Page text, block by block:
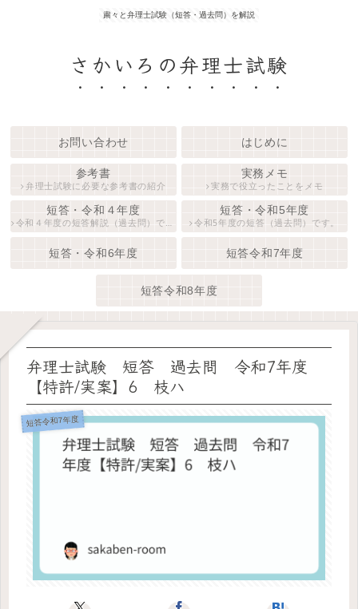
粛々と弁理士試験（短答・過去問）を解説
さかいろの弁理士試験
お問い合わせ はじめに
参考書
弁理士試験に必要な参考書の紹介
実務メモ
実務で役立ったことをメモ
短答・令和４年度
令和４年度の短答解説（過去問）です。
短答・令和5年度
令和5年度の短答（過去問）です。
短答・令和6年度 短答令和7年度
短答令和8年度
弁理士試験 短答 過去問 令和7年度
【特許/実案】6 枝ハ
短答令和7年度